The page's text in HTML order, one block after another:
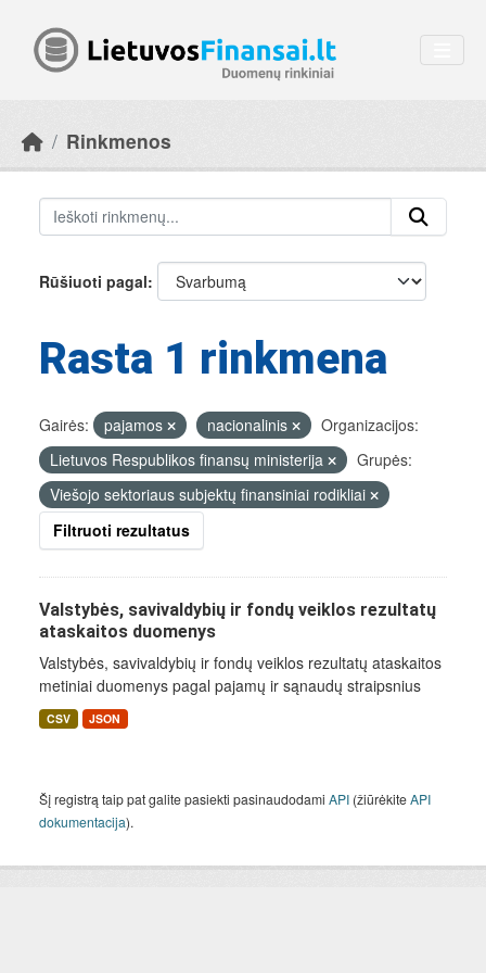
Rinkmenos
Rūšiuoti pagal
Rasta 1 rinkmena
Gairės: pajamos nacionalinis
Organizacijos:
Lietuvos Respublikos finansų ministerija
Grupės:
Viešojo sektoriaus subjektų finansiniai rodikliai
Filtruoti rezultatus
Valstybės, savivaldybių ir fondų veiklos rezultatų
ataskaitos duomenys
Valstybės, savivaldybių ir fondų veiklos rezultatų ataskaitos
metiniai duomenys pagal pajamų ir sąnaudų straipsnius
CSV JSON
Šį registrą taip pat galite pasiekti pasinaudodami API (žiūrėkiteAPI
dokumentacija).